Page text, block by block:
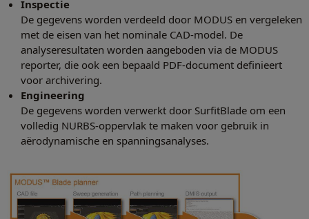
Inspectie
De gegevens worden verdeeld door MODUS en vergeleken
met de eisen van het nominale CAD-model. De
analyseresultaten worden aangeboden via de MODUS
reporter, die ook een bepaald PDF-document definieert
voor archivering.
Engineering
De gegevens worden verwerkt door SurfitBlade om een
volledig NURBS-oppervlak te maken voor gebruik in
aërodynamische en spanningsanalyses.